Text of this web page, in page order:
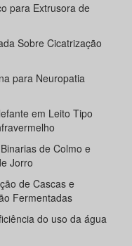
para Extrusora de
Sobre Cicatrização
para Neuropatia
em Leito Tipo
de Colmo e
Jorro
de Cascas e
Fermentadas
do uso da água